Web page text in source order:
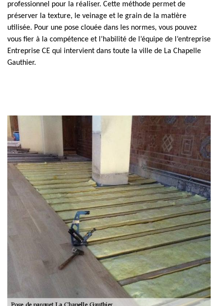
professionnel pour la réaliser. Cette méthode permet de
préserver la texture, le veinage et le grain de la matière
utilisée. Pour une pose clouée dans les normes, vous pouvez
vous fier à la compétence et l’habilité de l’équipe de l’entreprise
Entreprise CE qui intervient dans toute la ville de La Chapelle
Gauthier.